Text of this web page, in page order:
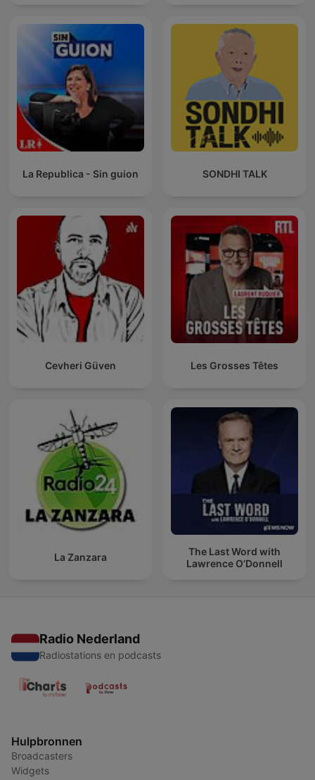
La Republica - Sin guion SONDHI TALK
Cevheri Güven Les Grosses Têtes
La Zanzara
The Last Word with
Lawrence O’Donnell
Radio Nederland
Radiostations en podcasts
Hulpbronnen
Broadcasters
Widgets